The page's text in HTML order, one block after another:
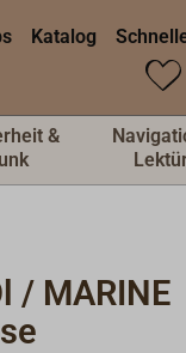
Katalog
&
/ MARINE